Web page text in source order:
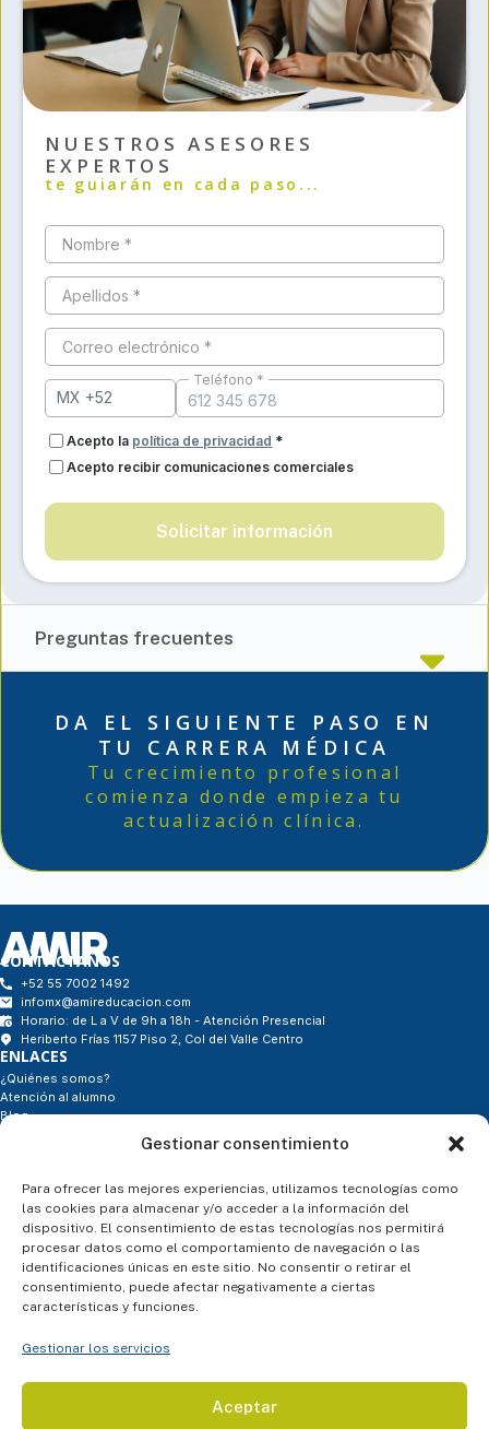
Gestionar consentimiento
Para ofrecer las mejores experiencias, utilizamos tecnologías como
las cookies para almacenar y/o acceder a la información del
dispositivo. El consentimiento de estas tecnologías nos permitirá
procesar datos como el comportamiento de navegación o las
identificaciones únicas en este sitio. No consentir o retirar el
consentimiento, puede afectar negativamente a ciertas
características y funciones.
Gestionar los servicios
Aceptar
NUESTROS ASESORES
EXPERTOS
te guiarán en cada paso...
Nombre *
Apellidos *
Correo electrónico *
Teléfono *
Acepto la política de privacidad *
Acepto recibir comunicaciones comerciales
Solicitar información
Preguntas frecuentes
DA EL SIGUIENTE PASO EN
TU CARRERA MÉDICA
Tu crecimiento profesional
comienza donde empieza tu
actualización clínica.
CONTÁCTANOS
+52 55 7002 1492
infomx@amireducacion.com
Horario: de L a V de 9h a 18h - Atención Presencial
Heriberto Frías 1157 Piso 2, Col del Valle Centro
ENLACES
¿Quiénes somos?
Atención al alumno
Blog
ASESORÍA PERSONALIZADA
TÉRMINOS Y CONDICIONES